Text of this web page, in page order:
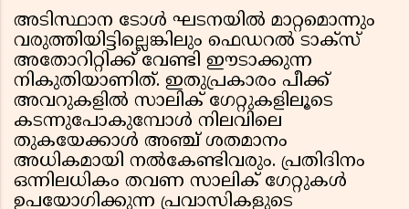
അടിസ്ഥാന ടോൾ ഘടനയിൽ മാറ്റമൊന്നും
വരുത്തിയിട്ടില്ലെങ്കിലും ഫെഡറൽ ടാക്സ്
അതോറിറ്റിക്ക് വേണ്ടി ഈടാക്കുന്ന
നികുതിയാണിത്. ഇതുപ്രകാരം പീക്ക്
അവറുകളിൽ സാലിക് ഗേറ്റുകളിലൂടെ
കടന്നുപോകുമ്പോൾ നിലവിലെ
തുകയേക്കാൾ അഞ്ച് ശതമാനം
അധികമായി നൽകേണ്ടിവരും. പ്രതിദിനം
ഒന്നിലധികം തവണ സാലിക് ഗേറ്റുകൾ
ഉപയോഗിക്കുന്ന പ്രവാസികളുടെ